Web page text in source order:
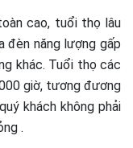
cao, tuổi thọ lâu
đèn năng lượng gấp
khác. Tuổi thọ các
giờ, tương đương
khách không phải
.